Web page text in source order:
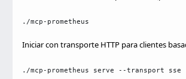
./mcp-prometheus
Iniciar con transporte HTTP para clientes
./mcp-prometheus serve --transport